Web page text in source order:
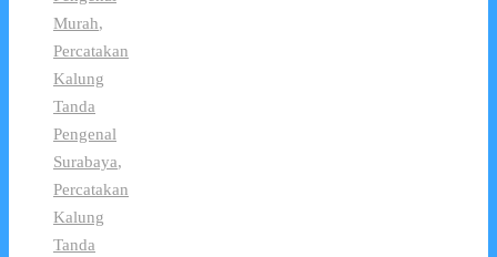
Murah,
Percatakan
Kalung
Tanda
Pengenal
Surabaya,
Percatakan
Kalung
Tanda